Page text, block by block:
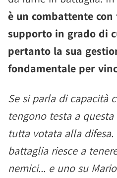
è un combattente
supporto in grado di
pertanto la sua
fondamentale per
Se si parla di capacità
tengono testa a
tutta votata alla
battaglia riesce a
nemici... e uno su